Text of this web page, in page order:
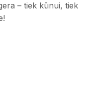
– tiek kūnui, tiek